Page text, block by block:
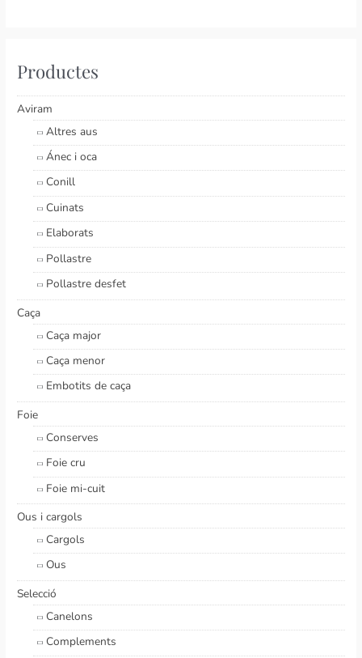
Productes
Aviram
Altres aus
Ánec i oca
Conill
Cuinats
Elaborats
Pollastre
Pollastre desfet
Caça
Caça major
Caça menor
Embotits de caça
Foie
Conserves
Foie cru
Foie mi-cuit
Ous i cargols
Cargols
Ous
Selecció
Canelons
Complements